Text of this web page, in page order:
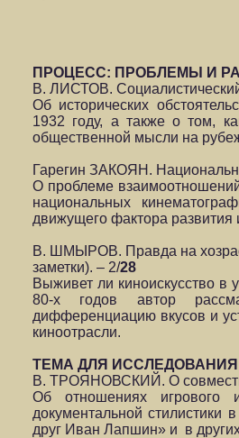
ПРОЦЕСС: ПРОБЛЕМЫ И
В. ЛИСТОВ.
Об исторических
1932 году, а также о том,
общественной мысли на
Гарегин ЗАКОЯН.
О проблеме
национальных
движущего фактора развития
В. ШМЫРОВ. Правда на
заметки). – 2/28
Выживет ли киноискусство в
80-х годов автор
дифференциацию вкусов и
киноотрасли.
ТЕМА ДЛЯ ИССЛЕДОВАНИЯ
В. ТРОЯНОВСКИЙ. О
Об отношениях игрового
документальной
друг Иван Лапшин» и в